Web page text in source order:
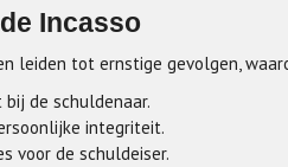
Incasso
leiden tot ernstige gevolgen,
de schuldenaar.
integriteit.
voor de schuldeiser.